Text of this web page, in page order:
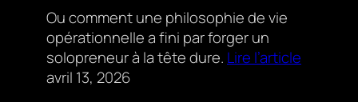
Ou comment une philosophie de vie
opérationnelle a fini par forger un
solopreneur à la tête dure. Lire l’article
avril 13, 2026